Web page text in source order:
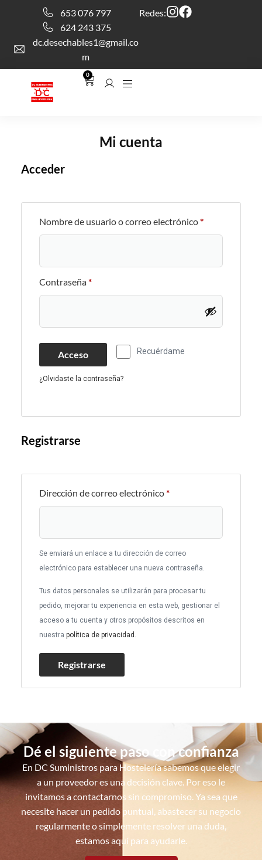
653 076 797
624 243 375
dc.desechables1@gmail.co
m
Redes:
0
Mi cuenta
Acceder
Nombre de usuario o correo electrónico*
Contraseña*
Recuérdame
Acceso
¿Olvidaste la contraseña?
Registrarse
Dirección de correo electrónico*
Se enviará un enlace a tu dirección de correo
electrónico para establecer una nueva contraseña.
Tus datos personales se utilizarán para procesar tu
pedido, mejorar tu experiencia en esta web, gestionar el
acceso a tu cuenta y otros propósitos descritos en
nuestra política de privacidad .
Registrarse
Dé el siguiente paso con confianza
En DC Suministros para Hostelería sabemos que elegir
a un proveedor es una decisión clave. Por eso le
invitamos a contactarnos sin compromiso. Ya sea que
necesite hacer un pedido puntual, abastecer su negocio
regularmente o simplemente resolver una duda,
estamos aquí para ayudarle.